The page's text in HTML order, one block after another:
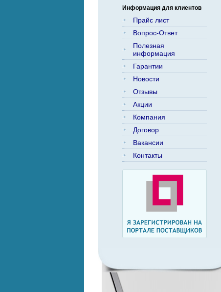
Информация для клиентов
Прайс лист
Вопрос-Ответ
Полезная
информация
Гарантии
Новости
Отзывы
Акции
Компания
Договор
Вакансии
Контакты